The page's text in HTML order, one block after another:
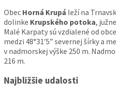
Obec Horná Krupá leží na
dolinke Krupského potoka,
Malé Karpaty sú vzdialené od
medzi 48°31’5” severnej šírky a
v nadmorskej výške 250 m.
216 m.
Najbližšie udalosti